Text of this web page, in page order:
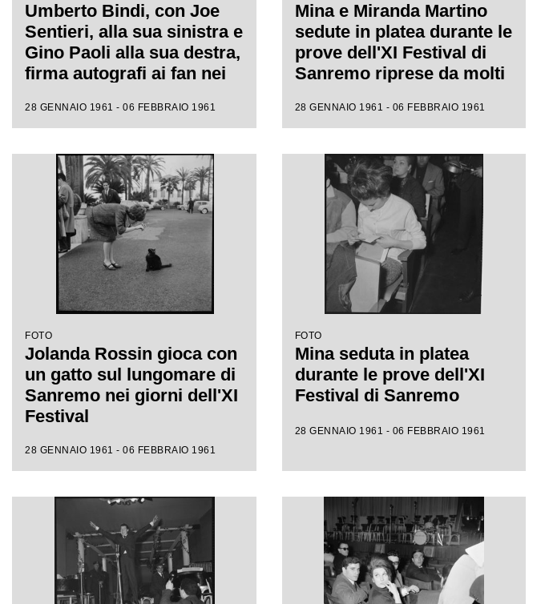
Umberto Bindi, con Joe
Sentieri, alla sua sinistra e
Gino Paoli alla sua destra,
firma autografi ai fan nei
Sanremo
28 GENNAIO 1961 - 06 FEBBRAIO 1961
Mina e Miranda Martino
sedute in platea durante le
prove dell'XI Festival di
Sanremo riprese da molti
28 GENNAIO 1961 - 06 FEBBRAIO 1961
FOTO
Jolanda Rossin gioca con
un gatto sul lungomare di
Sanremo nei giorni dell'XI
Festival
28 GENNAIO 1961 - 06 FEBBRAIO 1961
FOTO
Mina seduta in platea
durante le prove dell'XI
Festival di Sanremo
28 GENNAIO 1961 - 06 FEBBRAIO 1961